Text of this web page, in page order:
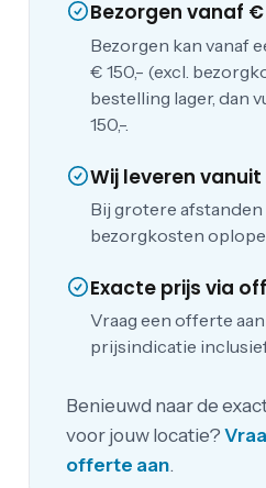
Bezorgen vanaf €
Bezorgen kan vanaf
€ 150,- (excl.
bestelling lager, dan
150,-.
Wij leveren vanuit
Bij grotere
bezorgkosten
Exacte prijs via
Vraag een offerte
prijsindicatie
Benieuwd naar de
voor jouw locatie?
offerte aan.